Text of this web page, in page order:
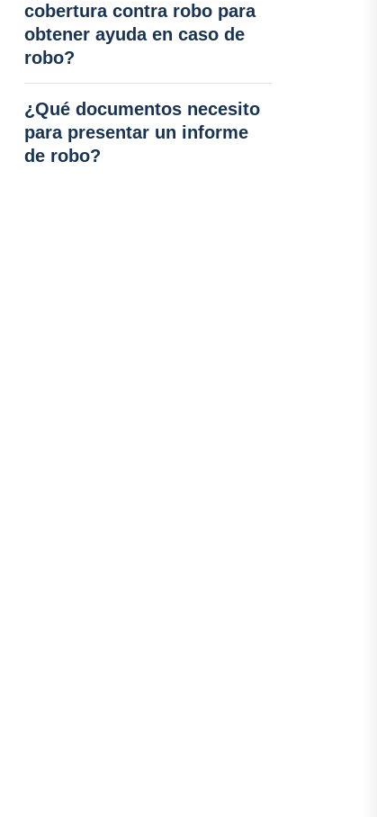
cobertura contra robo para
obtener ayuda en caso de
robo?
¿Qué documentos necesito
para presentar un informe
de robo?